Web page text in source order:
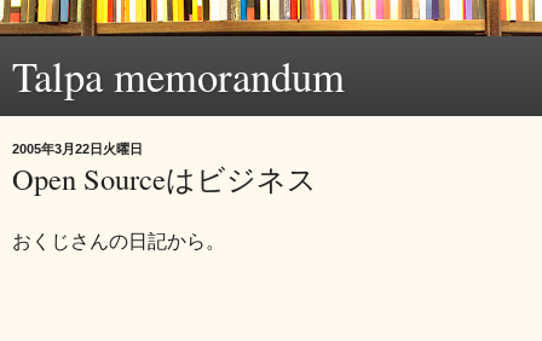
Talpa memorandum
2005年3月22日火曜日
Open Sourceはビジネス
おくじさんの日記から。